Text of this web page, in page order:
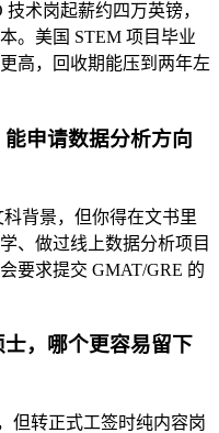
术岗起薪约四万英镑，
。美国 STEM 项目毕业
高，回收期能压到两年左
申请数据分析方向
背景，但你得在文书里
、做过线上数据分析项目
要求提交 GMAT/GRE 的
，哪个更容易留下
但转正式工签时纯内容岗